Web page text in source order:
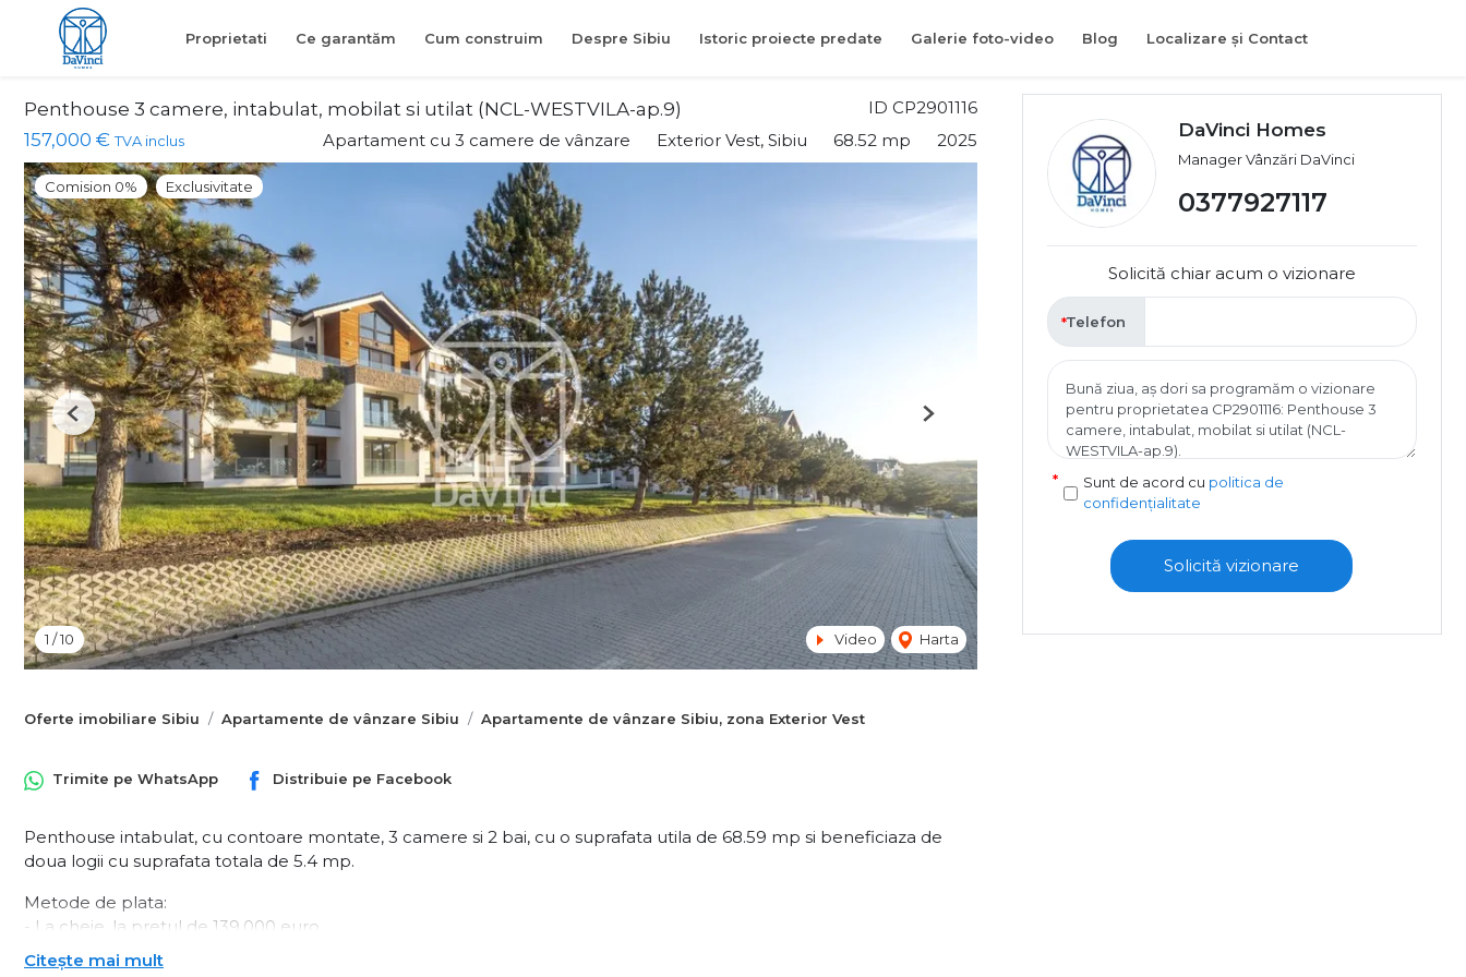
Proprietati Ce garantăm Cum construim Despre Sibiu Istoric proiecte predate Galerie foto-video Blog Localizare și Contact
ID CP2901116
Penthouse 3 camere, intabulat, mobilat si utilat (NCL-WESTVILA-ap.9)
157,000 € TVA inclus Apartament cu 3 camere de vânzare Exterior Vest, Sibiu 68.52 mp 2025
Comision 0% Exclusivitate
1 /10 Video Harta
Previous Next
Oferte imobiliare Sibiu Apartamente de vânzare Sibiu Apartamente de vânzare Sibiu, zona Exterior Vest
Trimite pe WhatsApp Distribuie pe Facebook
Penthouse intabulat, cu contoare montate, 3 camere si 2 bai, cu o suprafata utila de 68.59 mp si beneficiaza de
doua logii cu suprafata totala de 5.4 mp.
Metode de plata:
- La cheie, la pretul de 139.000 euro
- Complet mobilat si utilat, la pretul de 157.000 euro
Citește mai mult
DaVinci Homes
Manager Vânzări DaVinci
0377927117
Solicită chiar acum o vizionare
Telefon
Sunt de acord cu politica de
confidențialitate
Solicită vizionare